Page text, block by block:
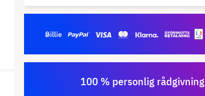
100 % personlig rådgivning